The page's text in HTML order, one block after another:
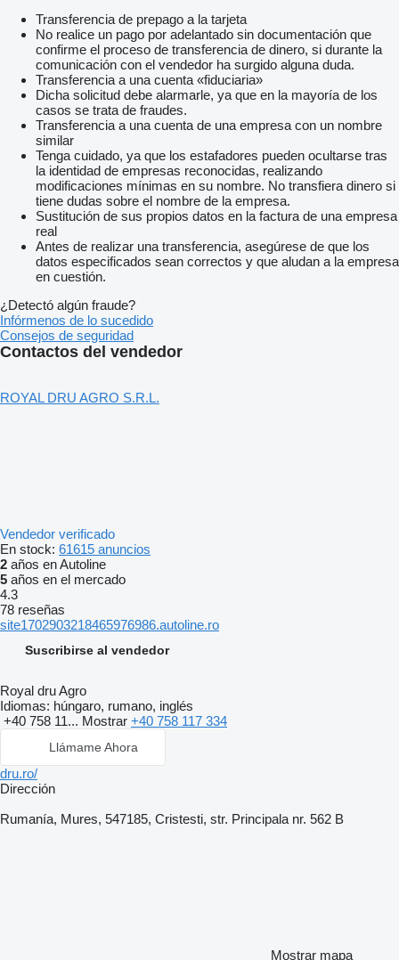
Transferencia de prepago a la tarjeta
No realice un pago por adelantado sin documentación que
confirme el proceso de transferencia de dinero, si durante la
comunicación con el vendedor ha surgido alguna duda.
Transferencia a una cuenta «fiduciaria»
Dicha solicitud debe alarmarle, ya que en la mayoría de los
casos se trata de fraudes.
Transferencia a una cuenta de una empresa con un nombre
similar
Tenga cuidado, ya que los estafadores pueden ocultarse tras
la identidad de empresas reconocidas, realizando
modificaciones mínimas en su nombre. No transfiera dinero si
tiene dudas sobre el nombre de la empresa.
Sustitución de sus propios datos en la factura de una empresa
real
Antes de realizar una transferencia, asegúrese de que los
datos especificados sean correctos y que aludan a la empresa
en cuestión.
¿Detectó algún fraude?
Infórmenos de lo sucedido
Consejos de seguridad
Contactos del vendedor
ROYAL DRU AGRO S.R.L.
Vendedor verificado
En stock: 61615 anuncios
2 años en Autoline
5 años en el mercado
4.3
78 reseñas
site1702903218465976986.autoline.ro
Suscribirse al vendedor
Royal dru Agro
Idiomas: húngaro, rumano, inglés
+40 758 11... Mostrar +40 758 117 334
Llámame Ahora
dru.ro/
Dirección
Rumanía, Mures, 547185, Cristesti, str. Principala nr. 562 B
Mostrar mapa